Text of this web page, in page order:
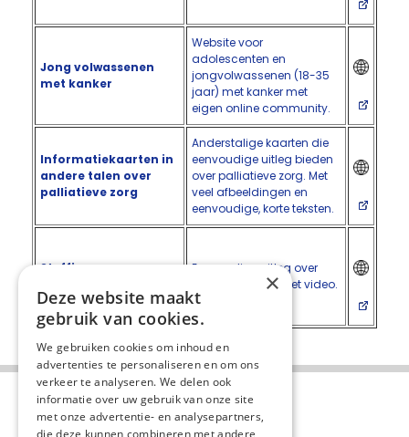
Jong volwassenen
met kanker
Website voor
adolescenten en
jongvolwassenen (18-35
jaar) met kanker met
eigen online community.
Informatiekaarten in
andere talen over
palliatieve zorg
Anderstalige kaarten die
eenvoudige uitleg bieden
over palliatieve zorg. Met
veel afbeeldingen en
eenvoudige, korte teksten.
Steffie over
Eenvoudige uitleg over
palliatieve zorg met video.
×
Deze website maakt
gebruik van cookies.
We gebruiken cookies om inhoud en
advertenties te personaliseren en om ons
verkeer te analyseren. We delen ook
informatie over uw gebruik van onze site
met onze advertentie- en analysepartners,
die deze kunnen combineren met andere